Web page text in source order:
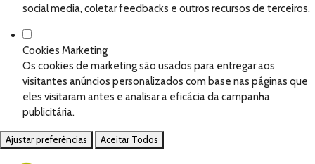
social media, coletar feedbacks e outros recursos de terceiros.
Cookies Marketing
Os cookies de marketing são usados para entregar aos
visitantes anúncios personalizados com base nas páginas que
eles visitaram antes e analisar a eficácia da campanha
publicitária.
Ajustar preferências Aceitar Todos